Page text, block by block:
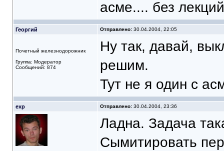
асме.... без
Георгий Отправлено:30.04.2004, 22:05
Почетный железнодорожник
Группа: Модератор
Сообщений: 874
Ну так, давай,
решим.
Тут не я один с
exp Отправлено:30.04.2004, 23:36
Ладна. Задача
Сымитировать